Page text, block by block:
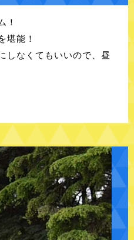
！
堪能！
しなくてもいいので、昼